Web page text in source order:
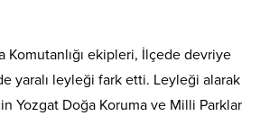
Komutanlığı ekipleri, İlçede devriye
yaralı leyleği fark etti. Leyleği alarak
Yozgat Doğa Koruma ve Milli Parklar